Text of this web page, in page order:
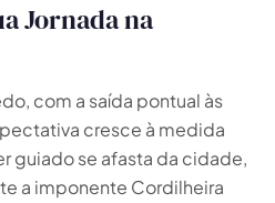
Jornada na
com a saída pontual às
cresce à medida
guiado se afasta da cidade,
a imponente Cordilheira